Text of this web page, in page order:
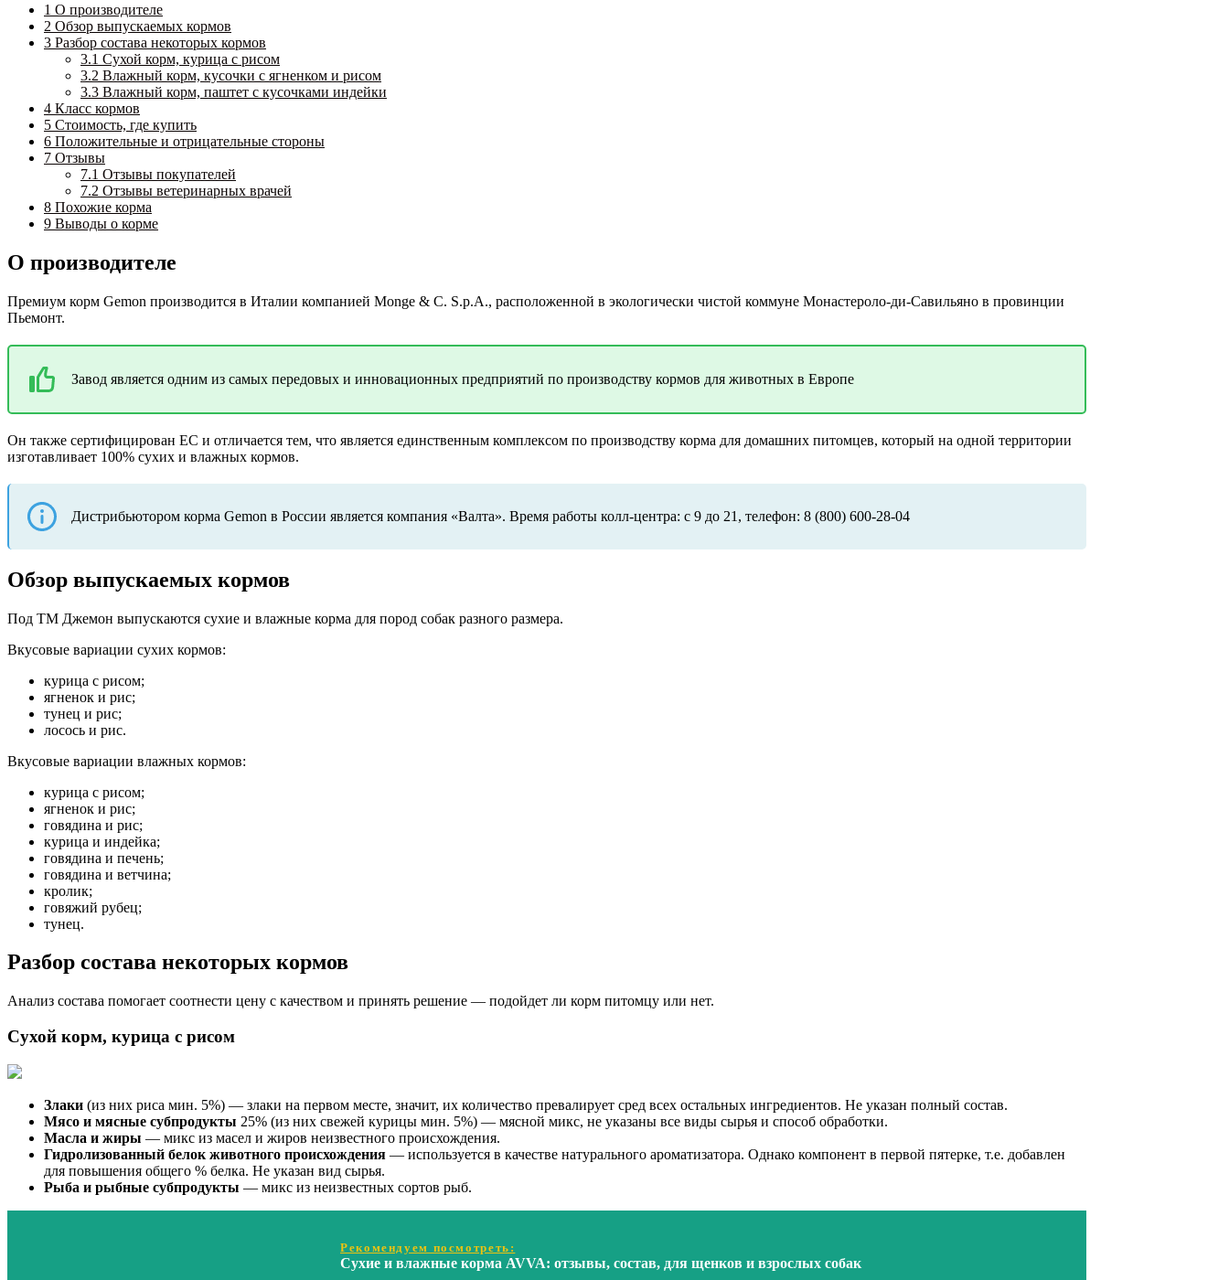
1 О производителе
2 Обзор выпускаемых кормов
3 Разбор состава некоторых кормов
3.1 Сухой корм, курица с рисом
3.2 Влажный корм, кусочки с ягненком и рисом
3.3 Влажный корм, паштет с кусочками индейки
4 Класс кормов
5 Стоимость, где купить
6 Положительные и отрицательные стороны
7 Отзывы
7.1 Отзывы покупателей
7.2 Отзывы ветеринарных врачей
8 Похожие корма
9 Выводы о корме
О производителе
Премиум корм Gemon производится в Италии компанией Monge & C. S.p.A., расположенной в экологически чистой коммуне Монастероло-ди-Савильяно в провинции
Пьемонт.
Завод является одним из самых передовых и инновационных предприятий по производству кормов для животных в Европе
Он также сертифицирован ЕС и отличается тем, что является единственным комплексом по производству корма для домашних питомцев, который на одной территории
изготавливает 100% сухих и влажных кормов.
Дистрибьютором корма Gemon в России является компания «Валта». Время работы колл-центра: с 9 до 21, телефон: 8 (800) 600-28-04
Обзор выпускаемых кормов
Под ТМ Джемон выпускаются сухие и влажные корма для пород собак разного размера.
Вкусовые вариации сухих кормов:
курица с рисом;
ягненок и рис;
тунец и рис;
лосось и рис.
Вкусовые вариации влажных кормов:
курица с рисом;
ягненок и рис;
говядина и рис;
курица и индейка;
говядина и печень;
говядина и ветчина;
кролик;
говяжий рубец;
тунец.
Разбор состава некоторых кормов
Анализ состава помогает соотнести цену с качеством и принять решение — подойдет ли корм питомцу или нет.
Сухой корм, курица с рисом
Злаки (из них риса мин. 5%) — злаки на первом месте, значит, их количество превалирует сред всех остальных ингредиентов. Не указан полный состав.
Мясо и мясные субпродукты 25% (из них свежей курицы мин. 5%) — мясной микс, не указаны все виды сырья и способ обработки.
Масла и жиры — микс из масел и жиров неизвестного происхождения.
Гидролизованный белок животного происхождения — используется в качестве натурального ароматизатора. Однако компонент в первой пятерке, т.е. добавлен
для повышения общего % белка. Не указан вид сырья.
Рыба и рыбные субпродукты — микс из неизвестных сортов рыб.
Рекомендуем посмотреть:
Сухие и влажные корма AVVA: отзывы, состав, для щенков и взрослых собак